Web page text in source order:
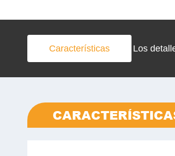
Características Los